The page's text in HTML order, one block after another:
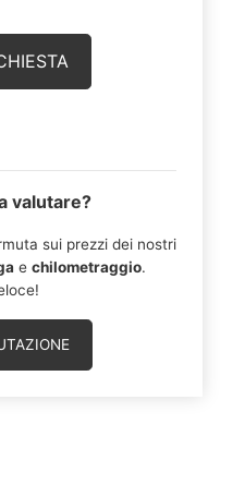
valutare?
sui prezzi dei nostri
e chilometraggio.